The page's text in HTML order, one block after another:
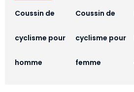
Coussin de
cyclisme pour
homme
Coussin de
cyclisme pour
femme